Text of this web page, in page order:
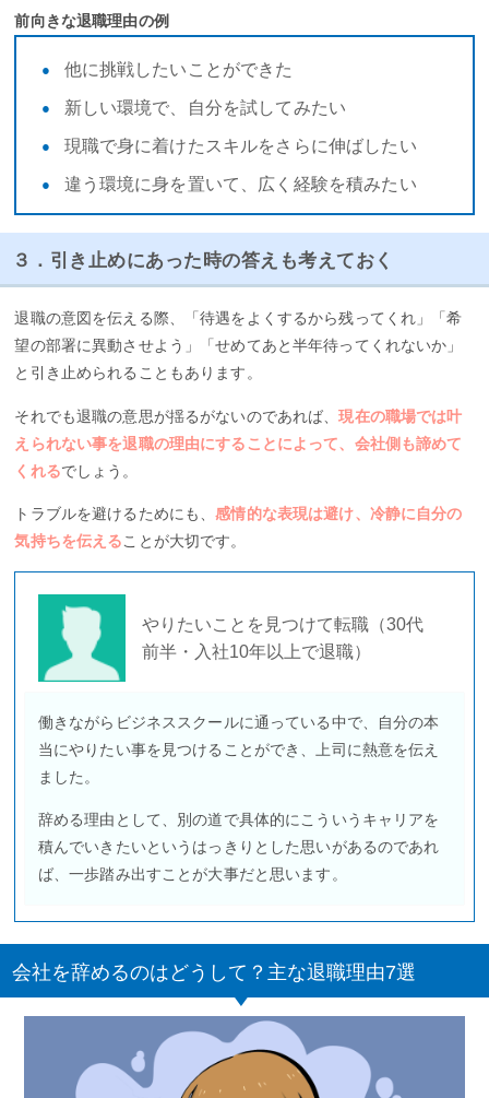
前向きな退職理由の例
他に挑戦したいことができた
新しい環境で、自分を試してみたい
現職で身に着けたスキルをさらに伸ばしたい
違う環境に身を置いて、広く経験を積みたい
３．引き止めにあった時の答えも考えておく
退職の意図を伝える際、「待遇をよくするから残ってくれ」「希
望の部署に異動させよう」「せめてあと半年待ってくれないか」
と引き止められることもあります。
それでも退職の意思が揺るがないのであれば、現在の職場では叶
えられない事を退職の理由にすることによって、会社側も諦めて
くれるでしょう。
トラブルを避けるためにも、感情的な表現は避け、冷静に自分の
気持ちを伝えることが大切です。
やりたいことを見つけて転職（30代
前半・入社10年以上で退職）
働きながらビジネススクールに通っている中で、自分の本
当にやりたい事を見つけることができ、上司に熱意を伝え
ました。
辞める理由として、別の道で具体的にこういうキャリアを
積んでいきたいというはっきりとした思いがあるのであれ
ば、一歩踏み出すことが大事だと思います。
会社を辞めるのはどうして？主な退職理由7選